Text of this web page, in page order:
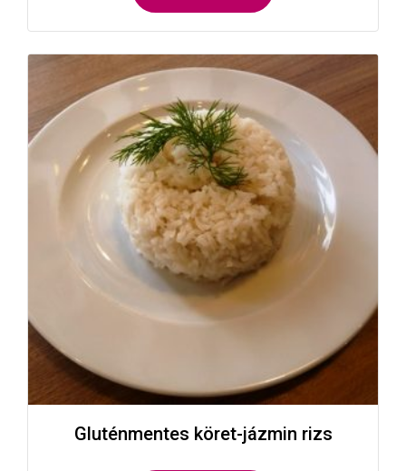
Gluténmentes köret-jázmin rizs